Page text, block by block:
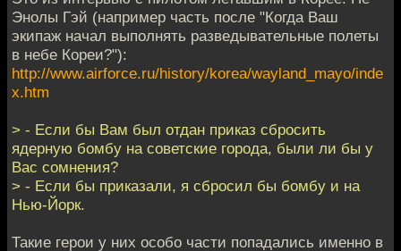
Энолы Гэй (например часть после "Когда Ваш
экипаж начал выполнять разведывательные полеты
в небе Кореи?"):
http://www.airforce.ru/history/korea/wayland_mayo/inde
x.htm
> - Если бы Вам был отдан приказ сбросить
ядерную бомбу на советские города, были ли бы у
Вас сомнения?
> - Если бы приказали, я сбросил бы бомбу и на
Нью-Йорк.
Такие герои у них особо части попадались именно в